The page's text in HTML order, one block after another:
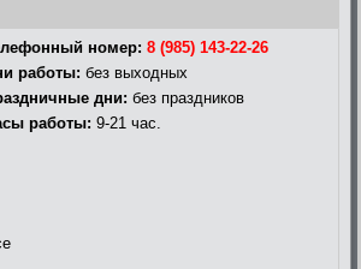
номер: 8 (985) 143-22-26
работы: без выходных
дни: без праздников
работы: 9-21 час.